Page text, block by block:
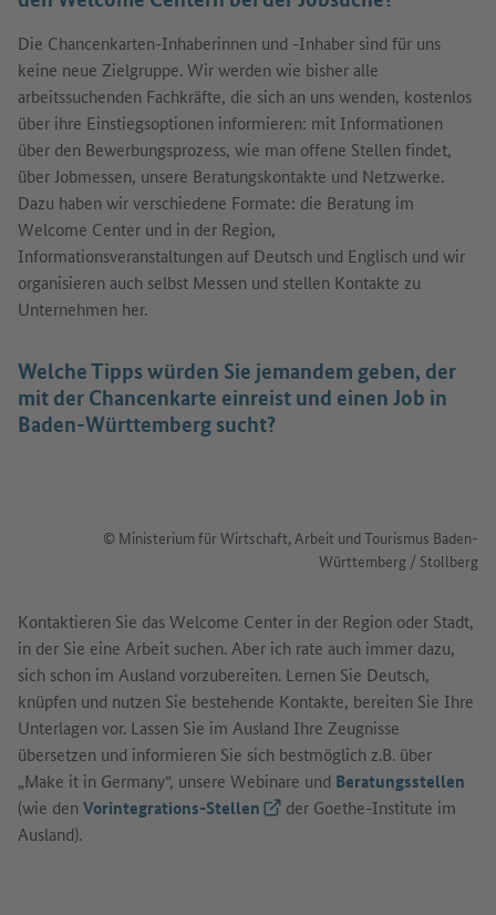
Die Chancenkarten-Inhaberinnen und -Inhaber sind für uns
keine neue Zielgruppe. Wir werden wie bisher alle
arbeitssuchenden Fachkräfte, die sich an uns wenden, kostenlos
über ihre Einstiegsoptionen informieren: mit Informationen
über den Bewerbungsprozess, wie man offene Stellen findet,
über Jobmessen, unsere Beratungskontakte und Netzwerke.
Dazu haben wir verschiedene Formate: die Beratung im
Welcome Center und in der Region,
Informationsveranstaltungen auf Deutsch und Englisch und wir
organisieren auch selbst Messen und stellen Kontakte zu
Unternehmen her.
Welche Tipps würden Sie jemandem geben, der
mit der Chancenkarte einreist und einen Job in
Baden-Württemberg sucht?
© Ministerium für Wirtschaft, Arbeit und Tourismus Baden-
Württemberg / Stollberg
Kontaktieren Sie das Welcome Center in der Region oder Stadt,
in der Sie eine Arbeit suchen. Aber ich rate auch immer dazu,
sich schon im Ausland vorzubereiten. Lernen Sie Deutsch,
knüpfen und nutzen Sie bestehende Kontakte, bereiten Sie Ihre
Unterlagen vor. Lassen Sie im Ausland Ihre Zeugnisse
übersetzen und informieren Sie sich bestmöglich z.B. über
„Make it in Germany“, unsere Webinare und Beratungsstellen
(wie den Vorintegrations-Stellen(Externer Link)
der Goethe-Institute im
Ausland).